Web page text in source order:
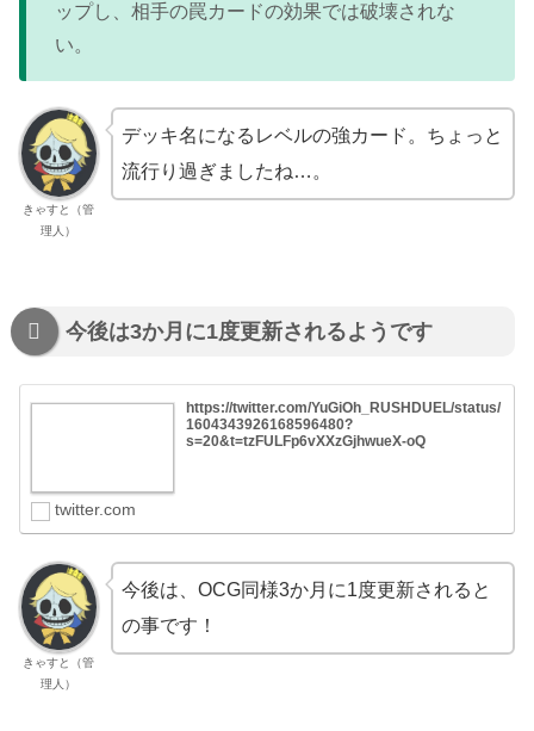
ップし、相手の罠カードの効果では破壊されな
い。
きゃすと（管
理人）
デッキ名になるレベルの強カード。ちょっと
流行り過ぎましたね…。
今後は3か月に1度更新されるようです
https://twitter.com/YuGiOh_RUSHDUEL/status/
1604343926168596480?
s=20&t=tzFULFp6vXXzGjhwueX-oQ
twitter.com
きゃすと（管
理人）
今後は、OCG同様3か月に1度更新されると
の事です！